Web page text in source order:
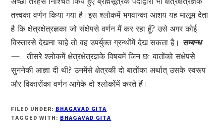
तत्त्वका वर्णन किया गया है।इस श्लोकमें भगवान्का आशय यह मालूम देता
है कि क्षेत्रक्षेत्रज्ञका जो संक्षेपसे वर्णन मैं कर रहा हूँ? उसे अगर कोई
विस्तारसे देखना चाहे तो वह उपर्युक्त ग्रन्थोंमें देख सकता है। सम्बन्ध
—
तीसरे श्लोकमें क्षेत्रक्षेत्रज्ञके विषयमें जिन छः बातोंको संक्षेपसे
सुननेकी आज्ञा दी थी? उनमेंसे क्षेत्रकी दो बातोंका अर्थात् उसके स्वरूप
और विकारोंका वर्णन आगेके दो श्लोकोंमें करते हैं।
FILED UNDER: BHAGAVAD GITA
TAGGED WITH: BHAGAVAD GITA